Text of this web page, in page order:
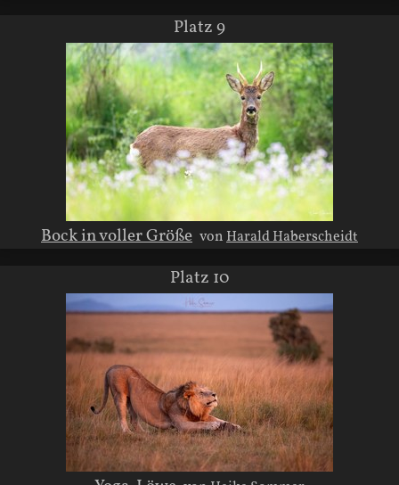
Platz 9
Bock in voller Größe vonHarald Haberscheidt
Platz 10